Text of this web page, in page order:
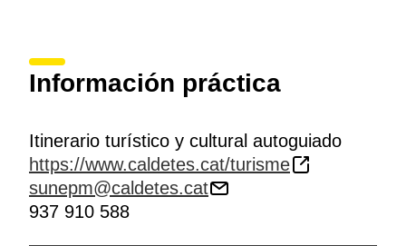
Información práctica
Itinerario turístico y cultural autoguiado
https://www.caldetes.cat/turisme
sunepm@caldetes.cat
937 910 588